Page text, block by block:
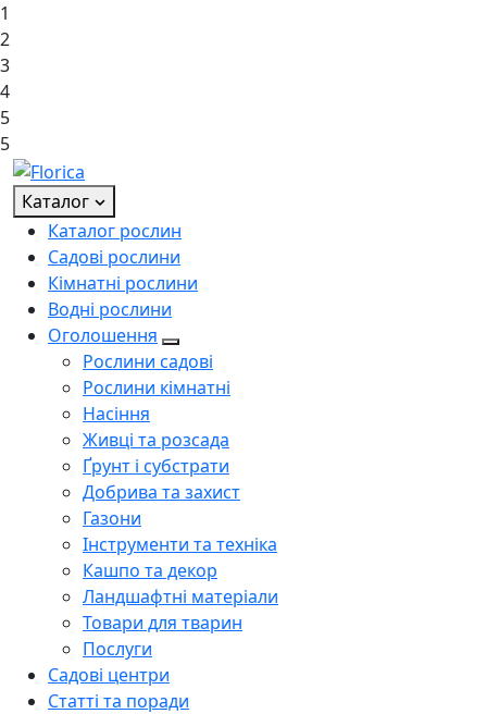
1
2
3
4
5
5
Каталог
Каталог рослин
Садові рослини
Кімнатні рослини
Водні рослини
Оголошення
Рослини садові
Рослини кімнатні
Насіння
Живці та розсада
Ґрунт і субстрати
Добрива та захист
Газони
Інструменти та техніка
Кашпо та декор
Ландшафтні матеріали
Товари для тварин
Послуги
Садові центри
Статті та поради